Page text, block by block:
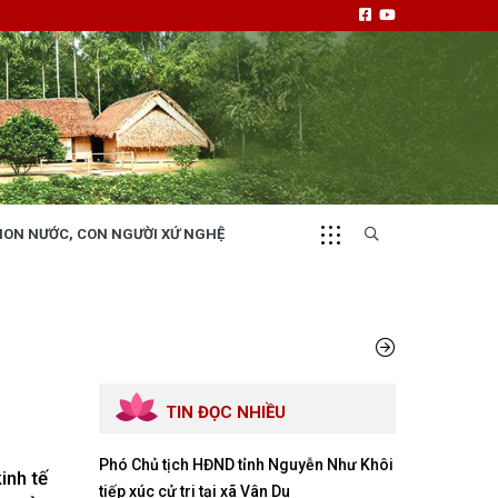
NƯỚC, CON NGƯỜI XỨ NGHỆ
NHỊP CẦU ĐẦU TƯ
tế
TIN ĐỌC NHIỀU
Phó Chủ tịch HĐND tỉnh Nguyễn Như Khôi
tiếp xúc cử tri tại xã Vân Du